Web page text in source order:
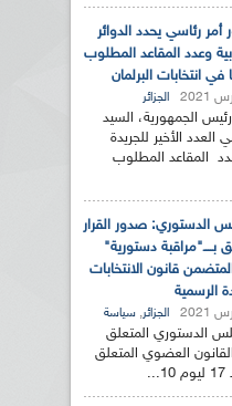
رئاسي يحدد الدوائر
وعدد المقاعد المطلوب
انتخابات البرلمان
الجزائر
الجمهورية، السيد
الأخير للجريدة
المقاعد المطلوب
الدستوري: صدور القرار
بــــ"مراقبة دستورية"
قانون الانتخابات
الرسمية
الجزائر, سياسة
الدستوري المتعلق
العضوي المتعلق